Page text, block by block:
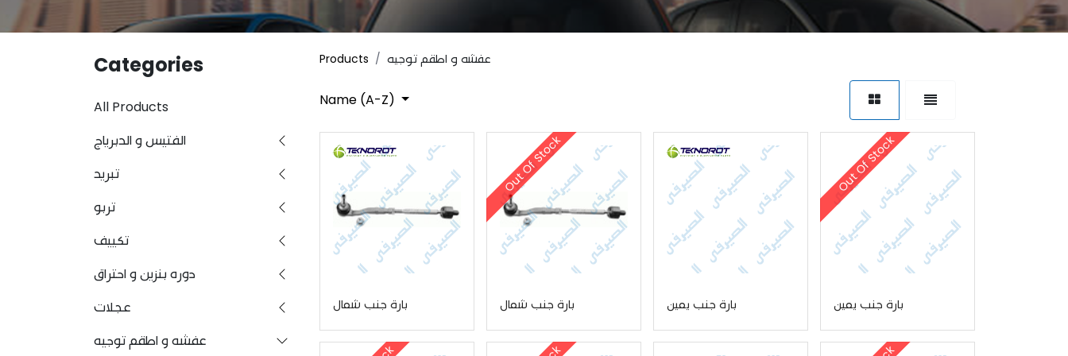
Categories
All Products
الفتيس و الدبرياج
تبريد
تربو
تكييف
دوره بنزين و احتراق
عجلات
عفشه و اطقم توجيه
Products عفشه و اطقم توجيه
Name (A-Z)
بارة جنب شمال بارة جنب شمال
Out Of Stock
بارة جنب يمين بارة جنب يمين
Out Of Stock